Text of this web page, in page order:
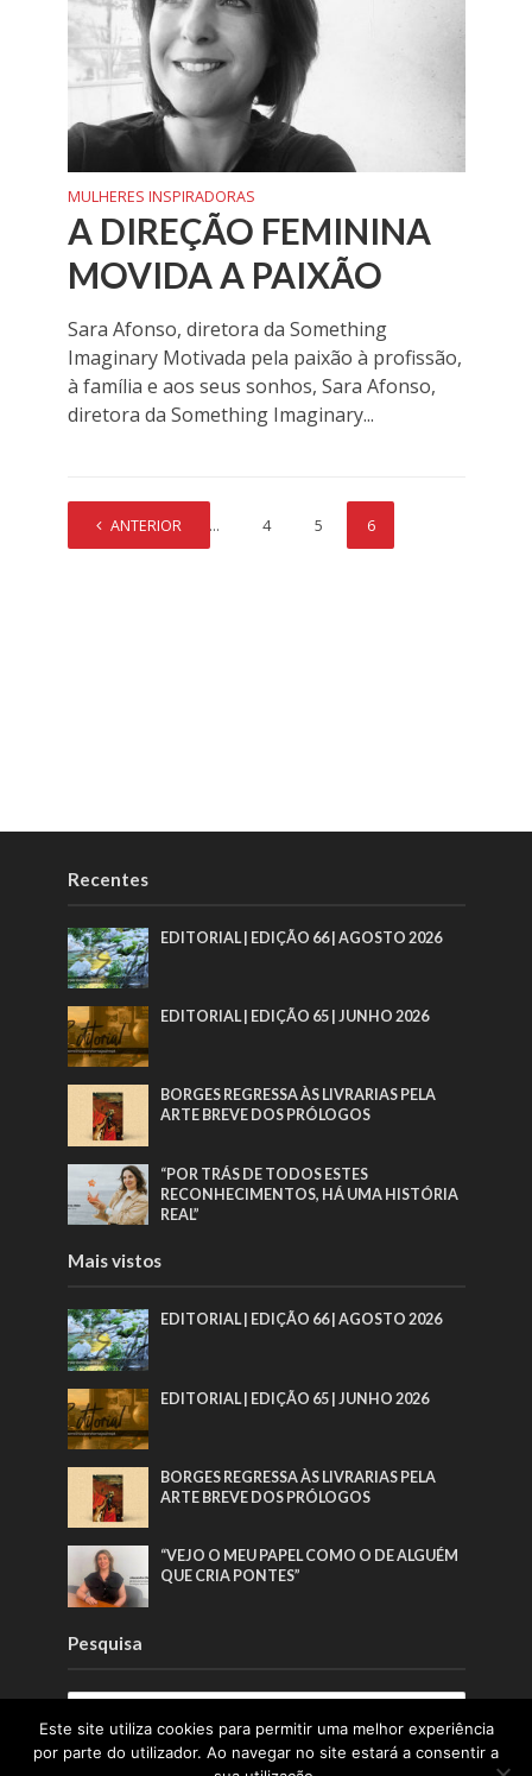
MULHERES INSPIRADORAS
A DIREÇÃO FEMININA
MOVIDA A PAIXÃO
Sara Afonso, diretora da Something
Imaginary Motivada pela paixão à profissão,
à família e aos seus sonhos, Sara Afonso,
diretora da Something Imaginary...
ANTERIOR
1 … 4 5 6
Recentes
EDITORIAL | EDIÇÃO 66 | AGOSTO 2026
EDITORIAL | EDIÇÃO 65 | JUNHO 2026
BORGES REGRESSA ÀS LIVRARIAS PELA
ARTE BREVE DOS PRÓLOGOS
“POR TRÁS DE TODOS ESTES
RECONHECIMENTOS, HÁ UMA HISTÓRIA
REAL”
Mais vistos
EDITORIAL | EDIÇÃO 66 | AGOSTO 2026
EDITORIAL | EDIÇÃO 65 | JUNHO 2026
BORGES REGRESSA ÀS LIVRARIAS PELA
ARTE BREVE DOS PRÓLOGOS
“VEJO O MEU PAPEL COMO O DE ALGUÉM
QUE CRIA PONTES”
Pesquisa
Este site utiliza cookies para permitir uma melhor experiência
por parte do utilizador. Ao navegar no site estará a consentir a